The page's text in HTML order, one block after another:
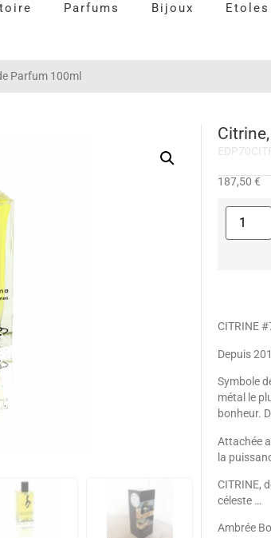
Parfums Bijoux Etoles
Parfum 100ml
187,50 €
CITRINE
Depuis
Symbole
métal le
bonheur.
Attachée
la
CITRINE,
céleste …
Ambrée